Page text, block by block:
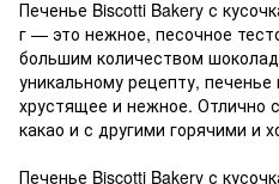
Печенье Biscotti Bakery с
г — это нежное, песочное
большим количеством
уникальному рецепту,
хрустящее и нежное. Отлично
какао и с другими горячими и
Печенье Biscotti Bakery с